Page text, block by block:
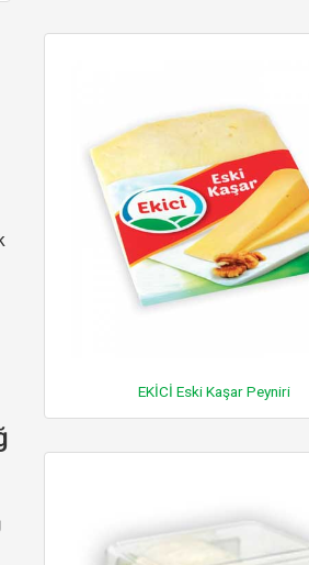
EKİCİ Eski Kaşar Peyniri